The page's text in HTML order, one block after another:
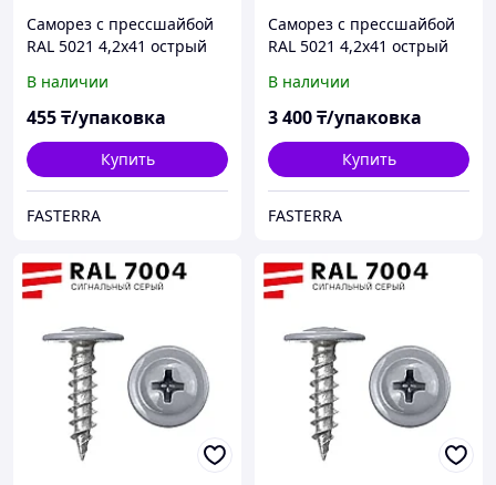
Саморез с прессшайбой
RAL 5021 4,2х41 острый
В наличии
455₸/упаковка
Купить
FASTERRA
Саморез с прессшайбой
RAL 5021 4,2х41 острый
В наличии
3 400₸/упаковка
Купить
FASTERRA